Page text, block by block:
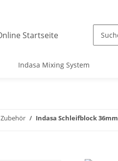
Indasa Mixing System
Zubehör Indasa Schleifblock 36mm